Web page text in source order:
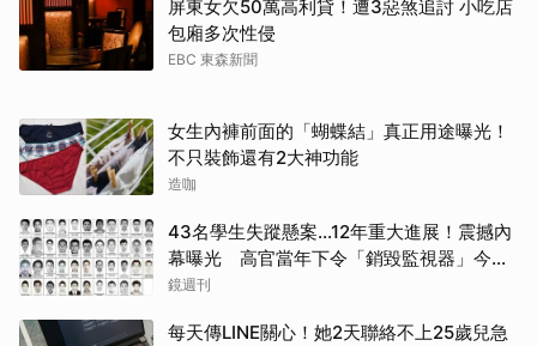
屏東女欠50萬高利貸！遭3惡煞追討 小吃店
包廂多次性侵
EBC 東森新聞
女生內褲前面的「蝴蝶結」真正用途曝光！
不只裝飾還有2大神功能
造咖
43名學生失蹤懸案...12年重大進展！震撼內
幕曝光 高官當年下令「銷毀監視器」今遭
逮
鏡週刊
每天傳LINE關心！她2天聯絡不上25歲兒急